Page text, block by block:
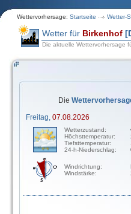
Wettervorhersage: Startseite Wetter-
Wetter für Birkenhof
Die aktuelle Wettervorhersage
Die
Freitag, 07.08.2026
Wetterzustand:
Höchsttemperatur:
Tiefsttemperatur:
24-h-Niederschlag:
Windrichtung:
Windstärke: